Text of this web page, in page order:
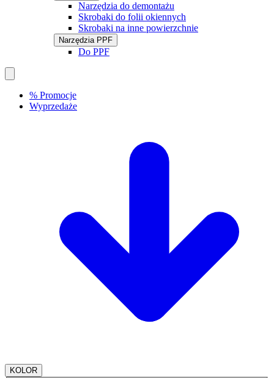
Narzędzia do demontażu
Skrobaki do folii okiennych
Skrobaki na inne powierzchnie
Narzędzia PPF
Do PPF
% Promocje
Wyprzedaże
KOLOR